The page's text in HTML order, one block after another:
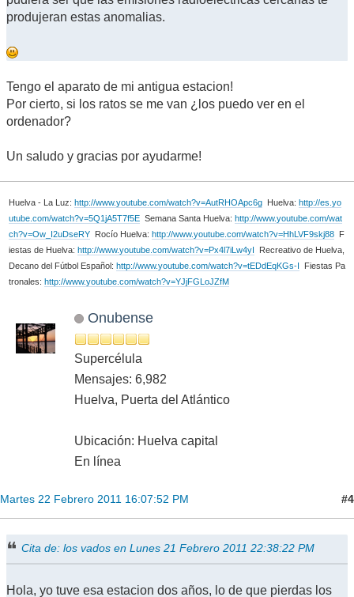
produjeran estas anomalias.
Tengo el aparato de mi antigua estacion!
Por cierto, si los ratos se me van ¿los puedo ver en el
ordenador?
Un saludo y gracias por ayudarme!
Huelva - La Luz: http://www.youtube.com/watch?v=AutRHOApc6gHuelva: http://es.yo
utube.com/watch?v=5Q1jA5T7f5ESemana Santa Huelva: http://www.youtube.com/wat
ch?v=Ow_I2uDseRYRocío Huelva: http://www.youtube.com/watch?v=HhLVF9skj88F
iestas de Huelva: http://www.youtube.com/watch?v=Px4l7iLw4yI Recreativo de Huelva,
Decano del Fútbol Español: http://www.youtube.com/watch?v=tEDdEqKGs-I Fiestas Pa
tronales: http://www.youtube.com/watch?v=YJjFGLoJZfM
Onubense
Supercélula
Mensajes: 6,982
Huelva, Puerta del Atlántico
Ubicación: Huelva capital
En línea
Martes 22 Febrero 2011 16:07:52 PM #4
Cita de: los vados en Lunes 21 Febrero 2011 22:38:22 PM
Hola, yo tuve esa estacion dos años, lo de que pierdas los